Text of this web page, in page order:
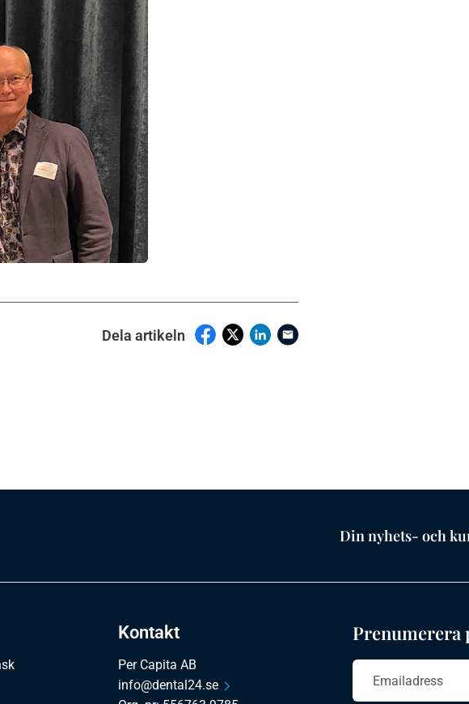
Dela artikeln
Din nyhets- och
Kontakt
Per Capita AB
info@dental24.se
Prenumerera